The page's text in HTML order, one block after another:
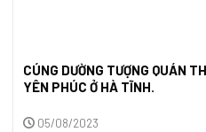
CÚNG DƯỜNG TƯỢNG QUÁN
YÊN PHÚC Ở HÀ TĨNH.
05/08/2023